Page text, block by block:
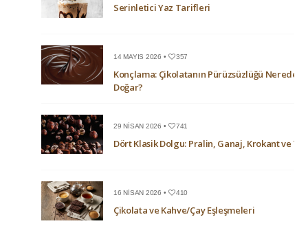
Serinletici Yaz Tarifleri
14 MAYIS 2026 • 357
Konçlama: Çikolatanın Pürüzsüzlüğü Nerede
Doğar?
29 NISAN 2026 • 741
Dört Klasik Dolgu: Pralin, Ganaj, Krokant ve
16 NISAN 2026 • 410
Çikolata ve Kahve/Çay Eşleşmeleri